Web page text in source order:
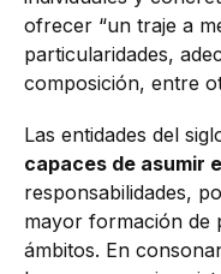
ofrecer “un traje a
particularidades,
composición, entre
Las entidades del
capaces de asumir
responsabilidades,
mayor formación de
ámbitos. En